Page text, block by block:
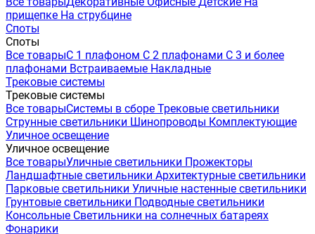
прищепке На струбцине
Споты
Споты
Все товарыС 1 плафоном С 2 плафонами С 3 и более
плафонами Встраиваемые Накладные
Трековые системы
Трековые системы
Все товарыСистемы в сборе Трековые светильники
Струнные светильники Шинопроводы Комплектующие
Уличное освещение
Уличное освещение
Все товарыУличные светильники Прожекторы
Ландшафтные светильники Архитектурные светильники
Парковые светильники Уличные настенные светильники
Грунтовые светильники Подводные светильники
Консольные Светильники на солнечных батареях
Фонарики